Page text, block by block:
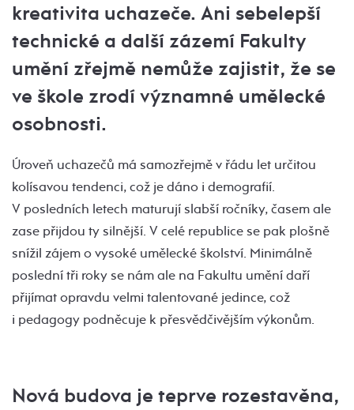
kreativita uchazeče. Ani sebelepší
technické a další zázemí Fakulty
umění zřejmě nemůže zajistit, že se
ve škole zrodí významné umělecké
osobnosti.
Úroveň uchazečů má samozřejmě v řádu let určitou
kolísavou tendenci, což je dáno i demografií.
V posledních letech maturují slabší ročníky, časem ale
zase přijdou ty silnější. V celé republice se pak plošně
snížil zájem o vysoké umělecké školství. Minimálně
poslední tři roky se nám ale na Fakultu umění daří
přijímat opravdu velmi talentované jedince, což
i pedagogy podněcuje k přesvědčivějším výkonům.
Nová budova je teprve rozestavěna,